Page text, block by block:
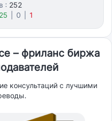
: 252
0 1
– фриланс биржа
консультаций с лучшими